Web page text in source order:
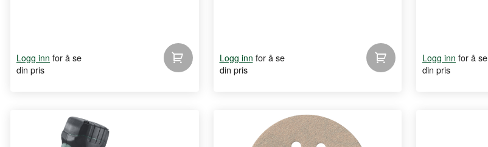
Logg inn for å se
din pris
Logg inn for å se
din pris
Logg inn for å se
din pris